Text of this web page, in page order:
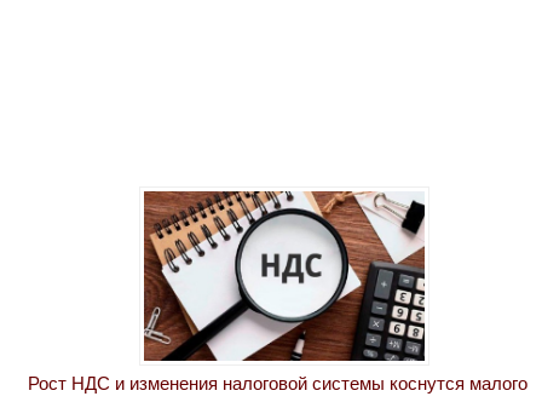
Рост НДС и изменения налоговой системы коснутся малого